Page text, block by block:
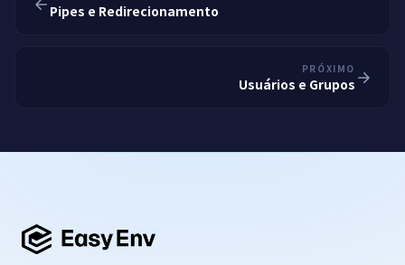
Pipes e Redirecionamento
PRÓXIMO
Usuários e Grupos